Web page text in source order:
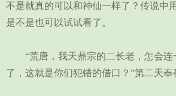
不是就真的可以和神仙一样了？传说中
是不是也可以试试看了。
“荒唐，我天鼎宗的二长老，怎会连
了，这就是你们犯错的借口？”第二天奉